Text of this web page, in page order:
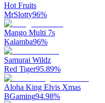
Hot Fruits
MrSlotty96%
Mango Multi 7s
Kalamba96%
Samurai Wildz
Red Tiger95.89%
Aloha King Elvis Xmas
BGaming94.98%